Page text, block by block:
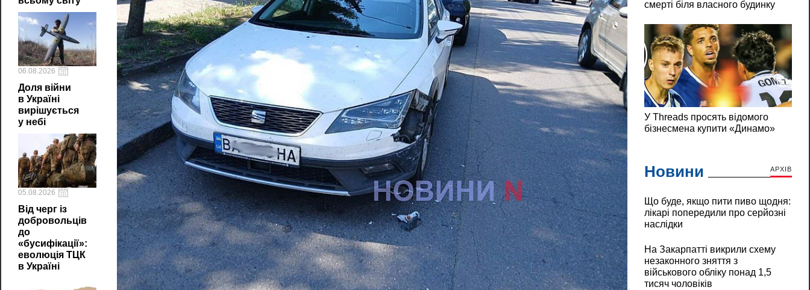
06.08.2026
Доля війни
в Україні
вирішується
у небі
05.08.2026
Від черг із
добровольців
до
«бусифікації»:
еволюція ТЦК
в Україні
Новини АРХІВ
Що буде, якщо пити пиво щодня:
лікарі попередили про серйозні
наслідки
На Закарпатті викрили схему
незаконного зняття з
військового обліку понад 1,5
тисяч чоловіків